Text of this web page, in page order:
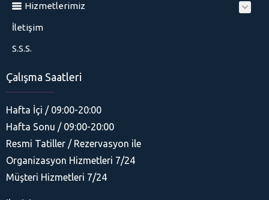
Hizmetlerimiz
İletişim
S.S.S.
Çalışma Saatleri
Hafta İçi / 09:00-20:00
Hafta Sonu / 09:00-20:00
Resmi Tatiller / Rezervasyon ile
Organizasyon Hizmetleri 7/24
Müşteri Hizmetleri 7/24
His Organizasyon